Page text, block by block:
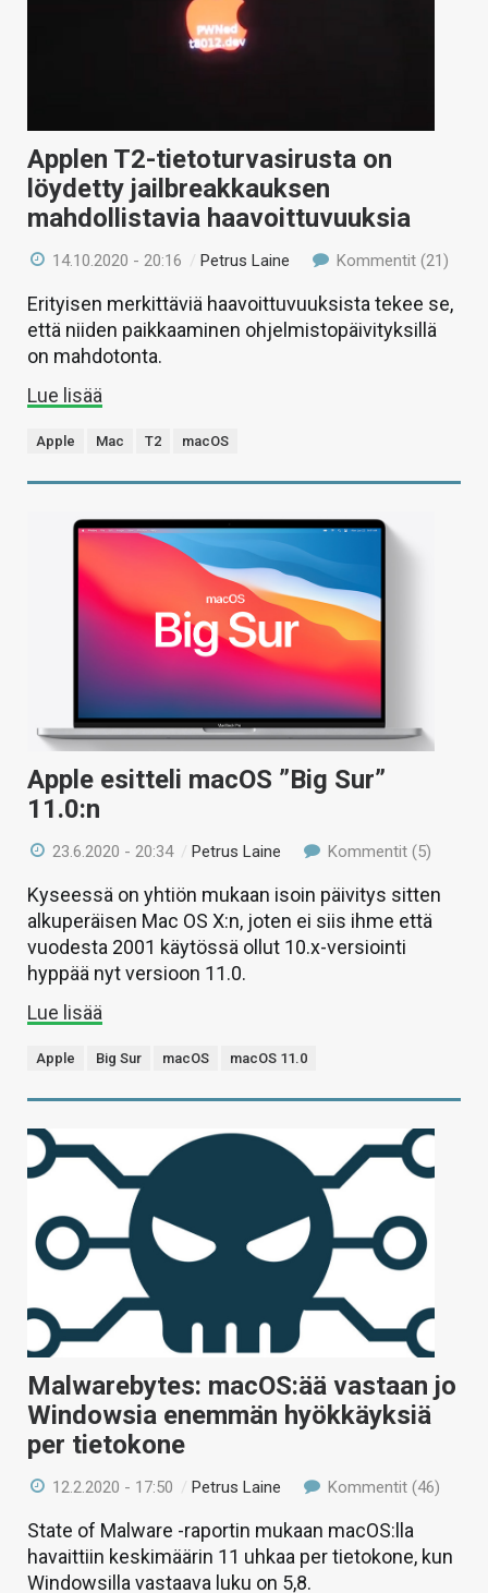
Applen T2-tietoturvasirusta on
löydetty jailbreakkauksen
mahdollistavia haavoittuvuuksia
14.10.2020 - 20:16 /Petrus Laine Kommentit (21)
Erityisen merkittäviä haavoittuvuuksista tekee se,
että niiden paikkaaminen ohjelmistopäivityksillä
on mahdotonta.
Lue lisää
Apple Mac T2 macOS
Apple esitteli macOS ”Big Sur”
11.0:n
23.6.2020 - 20:34 /Petrus Laine Kommentit (5)
Kyseessä on yhtiön mukaan isoin päivitys sitten
alkuperäisen Mac OS X:n, joten ei siis ihme että
vuodesta 2001 käytössä ollut 10.x-versiointi
hyppää nyt versioon 11.0.
Lue lisää
Apple Big Sur macOS macOS 11.0
Malwarebytes: macOS:ää vastaan jo
Windowsia enemmän hyökkäyksiä
per tietokone
12.2.2020 - 17:50 /Petrus Laine Kommentit (46)
State of Malware -raportin mukaan macOS:lla
havaittiin keskimäärin 11 uhkaa per tietokone, kun
Windowsilla vastaava luku on 5,8.